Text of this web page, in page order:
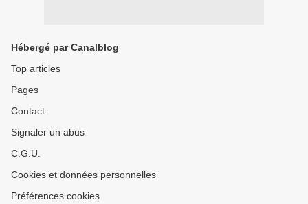
Hébergé par Canalblog
Top articles
Pages
Contact
Signaler un abus
C.G.U.
Cookies et données personnelles
Préférences cookies